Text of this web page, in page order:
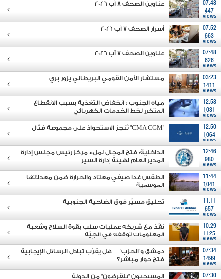
07:48
447
views
عناوين الصحف 8 آب 2026
07:52
663
views
أسرار الصحف 7 آب 2026
07:48
626
views
عناوين الصحف 7 آب 2026
03:23
1411
views
مستشار الأمن القومي البريطاني يزور بري
12:58
1031
views
مياه الجنوب : انخفاض التغذية بسبب الانقطاع
المتكرر لخط الخدمات الكهربائي
12:50
1064
views
"CMA CGM" تُنجز الاستحواذ على مجموعة فتّال
12:46
980
views
الداخلية: فتح المجال لملء مركز رئيس مجلس إدارة
المدير العام لهيئة إدارة السير
11:44
1041
views
الطقس غدا صيفي معتاد والحرارة ضمن معدلاتها
الموسمية
11:11
657
views
تحليق مسيّر فوق الضاحية الجنوبية
10:29
1125
views
نفّذ مع شريكه عمليات سلب بقوة السلاح وشعبة
المعلومات توقفه في الجِيّة
07:34
1499
views
دمشق و"الحزب"… هل يقرّب تبادل الرسائل الإيجابية
فتح حوار مباشر؟
07:30
المسيحيون "ينقرضون" من الدولة